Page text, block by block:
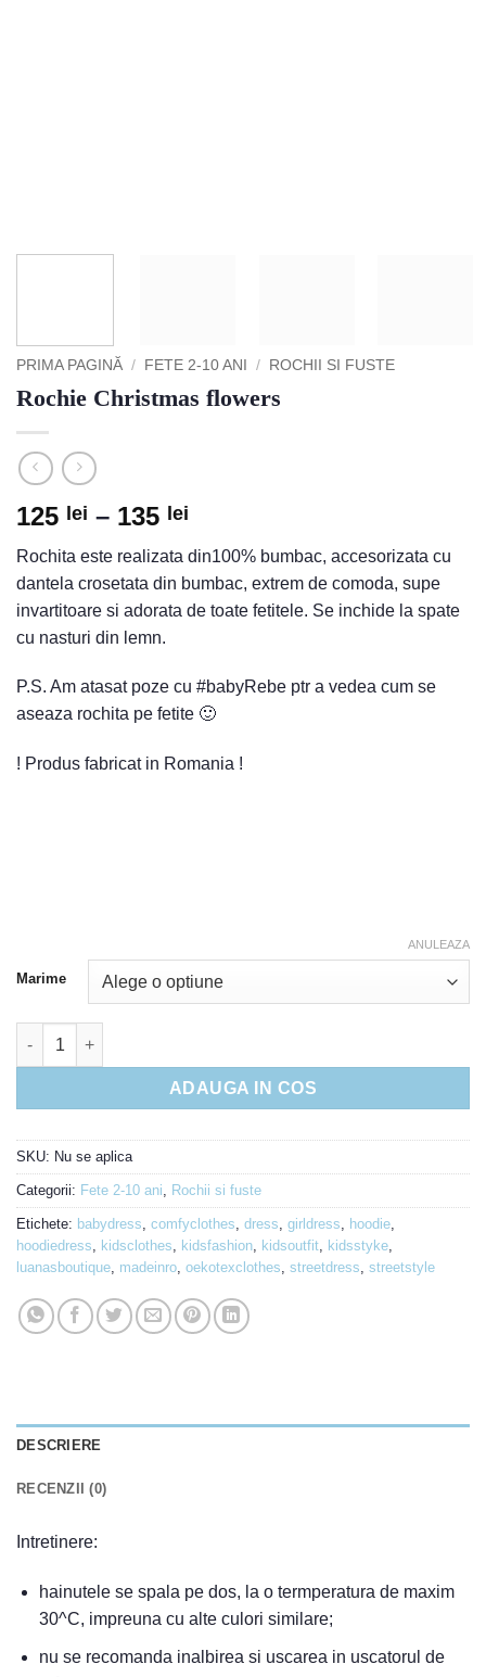
PRIMA PAGINĂ / FETE 2-10 ANI / ROCHII SI FUSTE
Rochie Christmas flowers
125 lei – 135 lei
Rochita este realizata din100% bumbac, accesorizata cu
dantela crosetata din bumbac, extrem de comoda, supe
invartitoare si adorata de toate fetitele. Se inchide la spate
cu nasturi din lemn.
P.S. Am atasat poze cu #babyRebe ptr a vedea cum se
aseaza rochita pe fetite 🙂
! Produs fabricat in Romania !
Marime
ANULEAZA
Cantitate Rochie Christmas flowers
ADAUGA IN COS
SKU: Nu se aplica
Categorii: Fete 2-10 ani, Rochii si fuste
Etichete: babydress, comfyclothes, dress, girldress, hoodie,
hoodiedress, kidsclothes, kidsfashion, kidsoutfit, kidsstyke,
luanasboutique, madeinro, oekotexclothes, streetdress, streetstyle
DESCRIERE
RECENZII (0)
Intretinere:
hainutele se spala pe dos, la o termperatura de maxim
30^C, impreuna cu alte culori similare;
nu se recomanda inalbirea si uscarea in uscatorul de